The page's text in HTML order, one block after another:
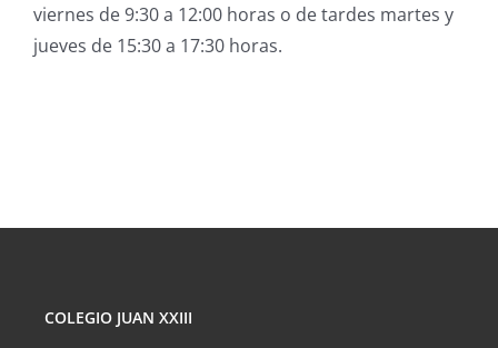
viernes de 9:30 a 12:00 horas o de tardes martes y
jueves de 15:30 a 17:30 horas.
COLEGIO JUAN XXIII